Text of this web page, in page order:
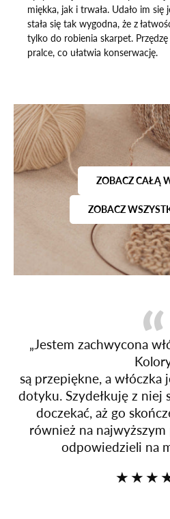
miękka, jak i trwała. Udało im się
stała się tak wygodna, że z
tylko do robienia skarpet.
pralce, co ułatwia konserwację.
ZOBACZ CAŁĄ
ZOBACZ
„Jestem zachwycona
są przepiękne, a
dotyku. Szydełkuję z niej
doczekać, aż go
również na
odpowiedzieli na